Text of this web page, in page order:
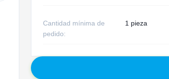
Cantidad mínima de
pedido:
1 pieza